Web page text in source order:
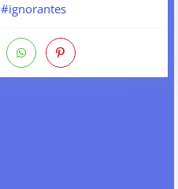
#ignorantes